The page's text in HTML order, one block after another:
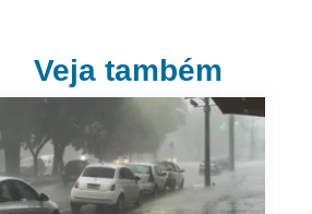
Veja também